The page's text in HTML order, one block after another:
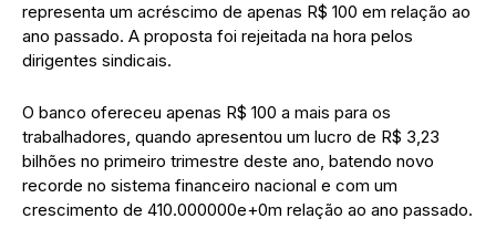
representa um acréscimo de apenas R$ 100 em relação ao
ano passado. A proposta foi rejeitada na hora pelos
dirigentes sindicais.
O banco ofereceu apenas R$ 100 a mais para os
trabalhadores, quando apresentou um lucro de R$ 3,23
bilhões no primeiro trimestre deste ano, batendo novo
recorde no sistema financeiro nacional e com um
crescimento de 410.000000e+0m relação ao ano passado.